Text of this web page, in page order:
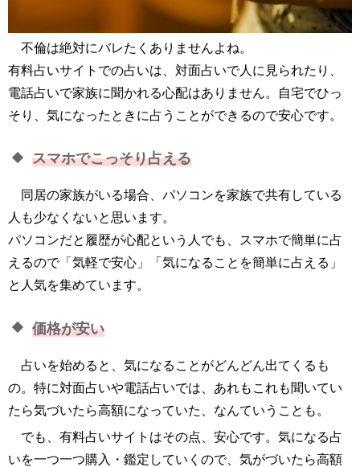
不倫は絶対にバレたくありませんよね。
有料占いサイトでの占いは、対面占いで人に見られたり、
電話占いで家族に聞かれる心配はありません。自宅でひっ
そり、気になったときに占うことができるので安心です。
スマホでこっそり占える
同居の家族がいる場合、パソコンを家族で共有している
人も少なくないと思います。
パソコンだと履歴が心配という人でも、スマホで簡単に占
えるので「気軽で安心」「気になることを簡単に占える」
と人気を集めています。
価格が安い
占いを始めると、気になることがどんどん出てくるも
の。特に対面占いや電話占いでは、あれもこれも聞いてい
たら気づいたら高額になっていた、なんていうことも。
でも、有料占いサイトはその点、安心です。気になる占
いを一つ一つ購入・鑑定していくので、気がづいたら高額